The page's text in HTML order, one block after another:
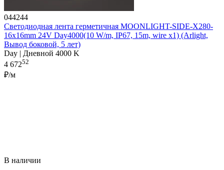
044244
Светодиодная лента герметичная MOONLIGHT-SIDE-X280-
16x16mm 24V Day4000(10 W/m, IP67, 15m, wire x1) (Arlight,
Вывод боковой, 5 лет)
Day | Дневной 4000 K
4 67252
₽/м
В наличии